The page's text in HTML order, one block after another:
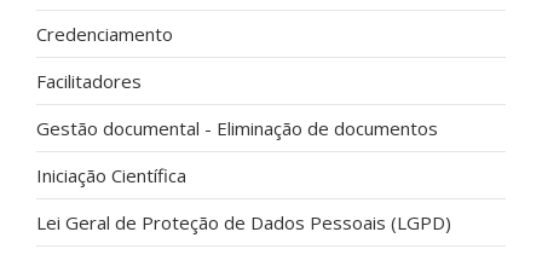
Credenciamento
Facilitadores
Gestão documental - Eliminação de documentos
Iniciação Científica
Lei Geral de Proteção de Dados Pessoais (LGPD)